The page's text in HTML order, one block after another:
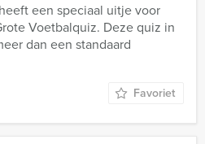
een speciaal uitje voor
Voetbalquiz. Deze quiz in
dan een standaard
Favoriet